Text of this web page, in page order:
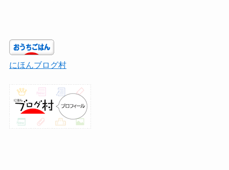
にほんブログ村